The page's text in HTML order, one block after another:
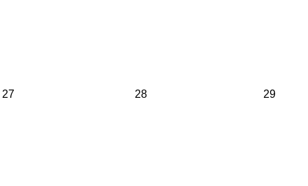
27 28 29